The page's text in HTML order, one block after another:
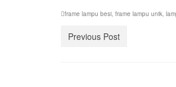
frame lampu besi frame lampu unik
Previous Post